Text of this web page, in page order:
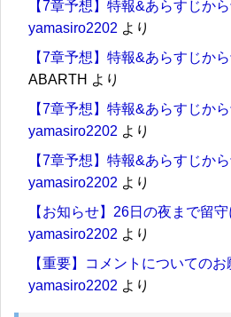
【7章予想】特報&あらすじか
yamasiro2202 より
【7章予想】特報&あらすじか
ABARTH より
【7章予想】特報&あらすじか
yamasiro2202 より
【7章予想】特報&あらすじか
yamasiro2202 より
【お知らせ】26日の夜まで留守
yamasiro2202 より
【重要】コメントについての
yamasiro2202 より